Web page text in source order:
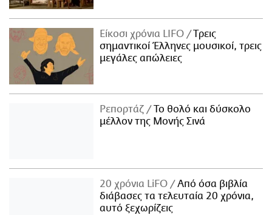
Είκοσι χρόνια LIFO
Tρεις
σημαντικοί Έλληνες μουσικοί, τρεις
μεγάλες απώλειες
Ρεπορτάζ
Το θολό και δύσκολο
μέλλον της Μονής Σινά
20 χρόνια LiFO
Από όσα βιβλία
διάβασες τα τελευταία 20 χρόνια,
αυτό ξεχωρίζεις